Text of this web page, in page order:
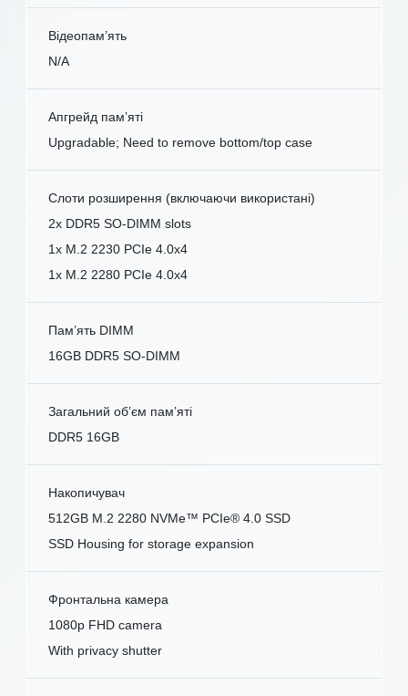
Відеопам’ять
N/A
Апгрейд пам’яті
Upgradable; Need to remove bottom/top case
Слоти розширення (включаючи використані)
2x DDR5 SO-DIMM slots
1x M.2 2230 PCIe 4.0x4
1x M.2 2280 PCIe 4.0x4
Пам’ять DIMM
16GB DDR5 SO-DIMM
Загальний об’єм пам’яті
DDR5 16GB
Накопичувач
512GB M.2 2280 NVMe™ PCIe® 4.0 SSD
SSD Housing for storage expansion
Фронтальна камера
1080p FHD camera
With privacy shutter